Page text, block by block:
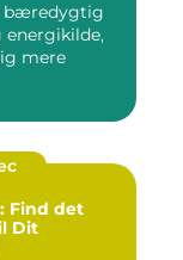
bæredygtig
mere
Find det
Dit